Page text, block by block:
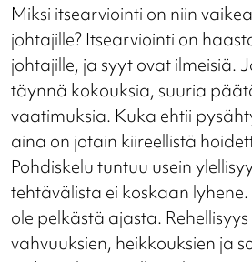
Miksi itsearviointi on niin
johtajille? Itsearviointi on
johtajille, ja syyt ovat ilmeisiä.
täynnä kokouksia, suuria
vaatimuksia. Kuka ehtii
aina on jotain kiireellistä
Pohdiskelu tuntuu usein
tehtävälista ei koskaan
ole pelkästä ajasta. Rehellisyys
vahvuuksien, heikkouksien ja